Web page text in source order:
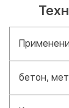
бетон,